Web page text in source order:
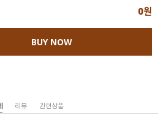
0원
BUY NOW
리뷰 관련상품